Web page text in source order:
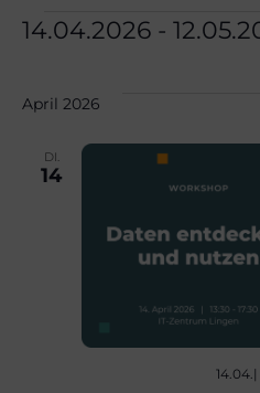
14.04.2026 -
April 2026
DI.
14
14.04.|